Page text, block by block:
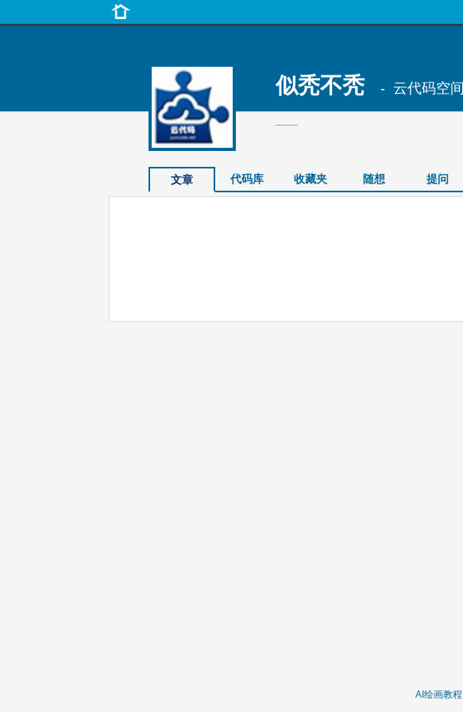
似秃不秃 - 云代码空间
——
文章 代码库 收藏夹 随想 提问
AI绘画教程